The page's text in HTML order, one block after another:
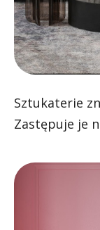
Sztukaterie
Zastępuje je